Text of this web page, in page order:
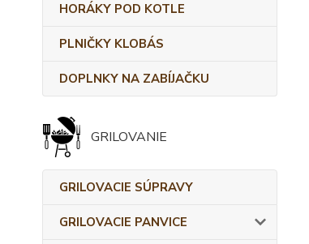
HORÁKY POD KOTLE
PLNIČKY KLOBÁS
DOPLNKY NA ZABÍJAČKU
GRILOVANIE
GRILOVACIE SÚPRAVY
GRILOVACIE PANVICE